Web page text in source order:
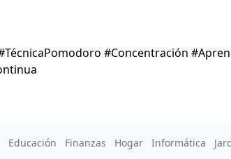
#Concentración
Educación Finanzas Hogar Informática